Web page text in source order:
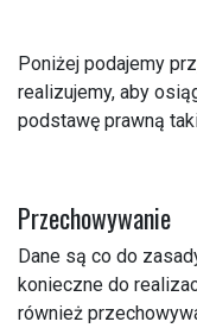
Poniżej podajemy
realizujemy, aby
podstawę prawną
Przechowywanie
Dane są co do
konieczne do
również